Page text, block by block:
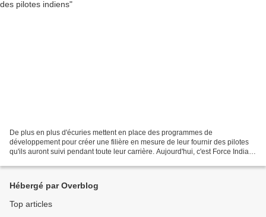
De plus en plus d'écuries mettent en place des programmes de
développement pour créer une filière en mesure de leur fournir des pilotes
qu'ils auront suivi pendant toute leur carrière. Aujourd'hui, c'est Force India
Hébergé par Overblog
Top articles